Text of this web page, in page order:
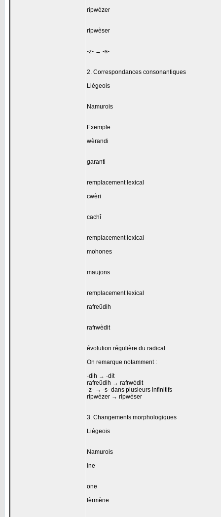
ripwèzer
ripwèser
-z- → -s-
2. Correspondances consonantiques
Liégeois
Namurois
Exemple
wèrandi
garanti
remplacement lexical
cwèri
cachî
remplacement lexical
mohones
maujons
remplacement lexical
rafreûdih
rafrwèdit
évolution régulière du radical
On remarque notamment :
-dih → -dit
rafreûdih → rafrwèdit
-z- → -s- dans plusieurs infinitifs
ripwèzer → ripwèser
3. Changements morphologiques
Liégeois
Namurois
ine
one
tèrmène